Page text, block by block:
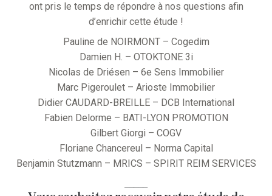
ont pris le temps de répondre à nos questions afin
d’enrichir cette étude !
Pauline de NOIRMONT – Cogedim
Damien H. – OTOKTONE 3i
Nicolas de Driésen – 6e Sens Immobilier
Marc Pigeroulet – Arioste Immobilier
Didier CAUDARD-BREILLE – DCB International
Fabien Delorme – BATI-LYON PROMOTION
Gilbert Giorgi – COGV
Floriane Chancereul – Norma Capital
Benjamin Stutzmann – MRICS – SPIRIT REIM SERVICES